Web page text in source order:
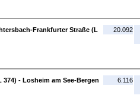
Frankfurter Straße (L
20.092
- Losheim am See-Bergen
6.116